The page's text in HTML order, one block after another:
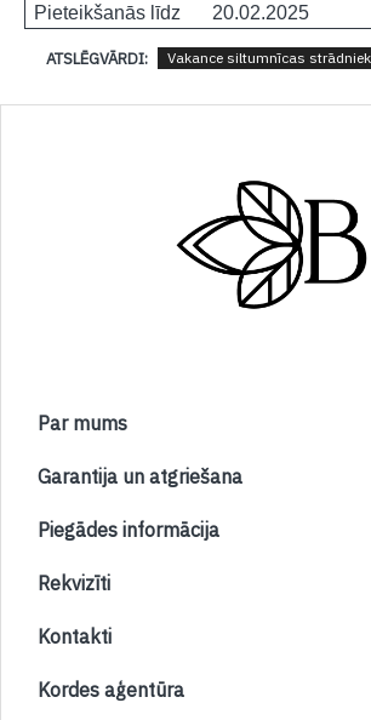
Pieteikšanās līdz
20.02.2025
ATSLĒGVĀRDI: Vakance siltumnīcas
Par mums
Garantija un atgriešana
Piegādes informācija
Rekvizīti
Kontakti
Kordes aģentūra